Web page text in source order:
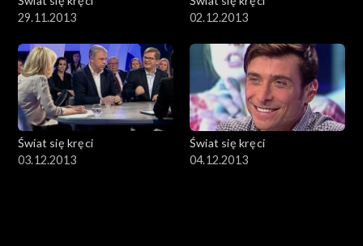
29.11.2013
02.12.2013
Świat się kręci
03.12.2013
Świat się kręci
04.12.2013